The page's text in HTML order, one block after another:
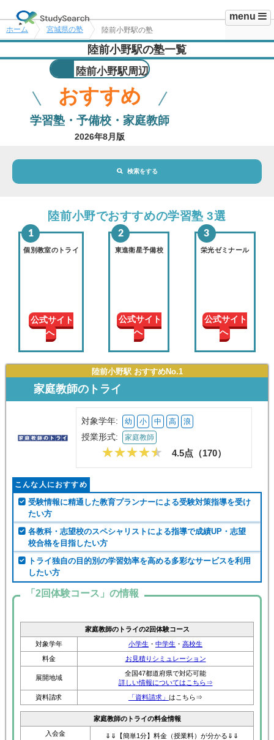
menu
ホーム 宮城県の塾 陸前小野駅の塾
陸前小野駅の塾一覧
陸前小野駅周辺
おすすめ
学習塾・予備校・家庭教師
2026年8月版
検索をする
地域・駅 陸前小野駅
路線・駅 選択されていません
学年
授業形
式
この条件で絞り込む
陸前小野でおすすめの学習塾 3選
個別教室のトライ
公式サイト
へ
東進衛星予備校
公式サイト
へ
栄光ゼミナール
公式サイト
へ
陸前小野駅 おすすめNo.1
家庭教師のトライ
対象学年: 幼 小 中 高 浪
授業形式: 家庭教師
4.5点（170）
こんな人におすすめ
受験情報に精通した教育プランナーによる受験対策指導を受け
たい方
各教科・志望校のスペシャリストによる指導で成績UP・志望
校合格を目指したい方
トライ独自の目的別の学習効率を高める多彩なサービスを利用
したい方
「2回体験コース」の情報
家庭教師のトライの2回体験コース
対象学年
小学生 ・ 中学生 ・ 高校生
料金
お見積りシミュレーション
展開地域
全国47都道府県で対応可能
詳しい情報についてはこちら⇒
資料請求
「資料請求」 はこちら⇒
家庭教師のトライの料金情報
入会金
⇓⇓【簡単1分】料金（授業料）が分かる⇓⇓